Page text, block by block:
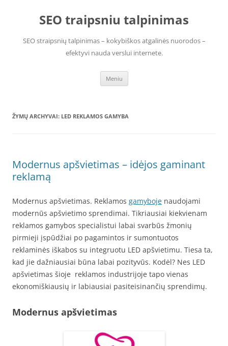
SEO traipsniu talpinimas
SEO straipsnių talpinimas – kokybiškos atgalinės nuorodos –
efektyvi nauda verslui internete.
Meniu
ŽYMŲ ARCHYVAI: LED REKLAMOS GAMYBA
Modernus apšvietimas – idėjos gaminant
reklamą
Modernus apšvietimas. Reklamos gamyboje naudojami
modernūs apšvietimo sprendimai. Tikriausiai kiekvienam
reklamos gamybos specialistui labai svarbūs žmonių
pirmieji įspūdžiai po pagamintos ir sumontuotos
reklaminės iškabos su integruotu LED apšvietimu. Tiesa ta,
kad jie dažniausiai būna labai pozityvūs. Kodėl? Nes LED
apšvietimas šioje reklamos industrijoje tapo vienas
ekonomiškiausių ir labiausiai pasiteisinančių sprendimų.
Modernus apšvietimas